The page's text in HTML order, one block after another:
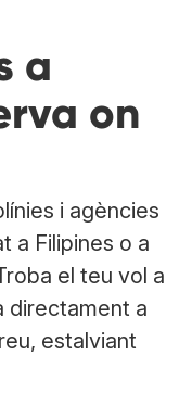
a
on
i agències
a Filipines o a
el teu vol a
directament a
estalviant